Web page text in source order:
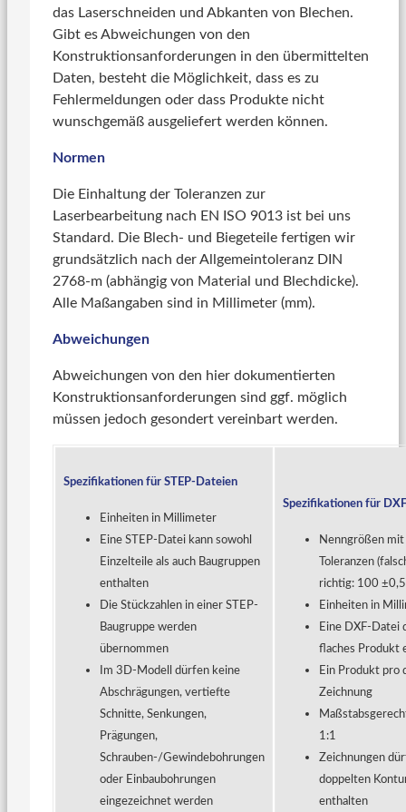
das Laserschneiden und Abkanten von Blechen.
Gibt es Abweichungen von den
Konstruktionsanforderungen in den übermittelten
Daten, besteht die Möglichkeit, dass es zu
Fehlermeldungen oder dass Produkte nicht
wunschgemäß ausgeliefert werden können.
Normen
Die Einhaltung der Toleranzen zur
Laserbearbeitung nach EN ISO 9013 ist bei uns
Standard. Die Blech- und Biegeteile fertigen wir
grundsätzlich nach der Allgemeintoleranz DIN
2768-m (abhängig von Material und Blechdicke).
Alle Maßangaben sind in Millimeter (mm).
Abweichungen
Abweichungen von den hier dokumentierten
Konstruktionsanforderungen sind ggf. möglich
müssen jedoch gesondert vereinbart werden.
Spezifikationen für STEP-Dateien
Einheiten in Millimeter
Eine STEP-Datei kann sowohl
Einzelteile als auch Baugruppen
enthalten
Die Stückzahlen in einer STEP-
Baugruppe werden
übernommen
Im 3D-Modell dürfen keine
Abschrägungen, vertiefte
Schnitte, Senkungen,
Prägungen,
Schrauben-/Gewindebohrungen
oder Einbaubohrungen
eingezeichnet werden
Spezifikationen für
Nenngrößen
Toleranzen
richtig: 100
Einheiten in
Eine DXF-Datei
flaches Produkt
Ein Produkt pro
Zeichnung
1:1
Zeichnungen
doppelten
enthalten